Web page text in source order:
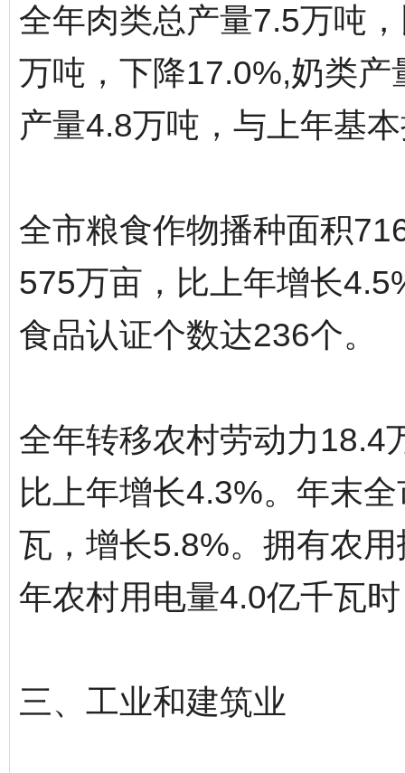
全年肉类总产量7.5万吨
万吨，下降17.0%,奶类
产量4.8万吨，与上年基
全市粮食作物播种面积
575万亩，比上年增长
食品认证个数达236个。
全年转移农村劳动力18.4
比上年增长4.3%。年末
瓦，增长5.8%。拥有农
年农村用电量4.0亿千瓦
三、工业和建筑业